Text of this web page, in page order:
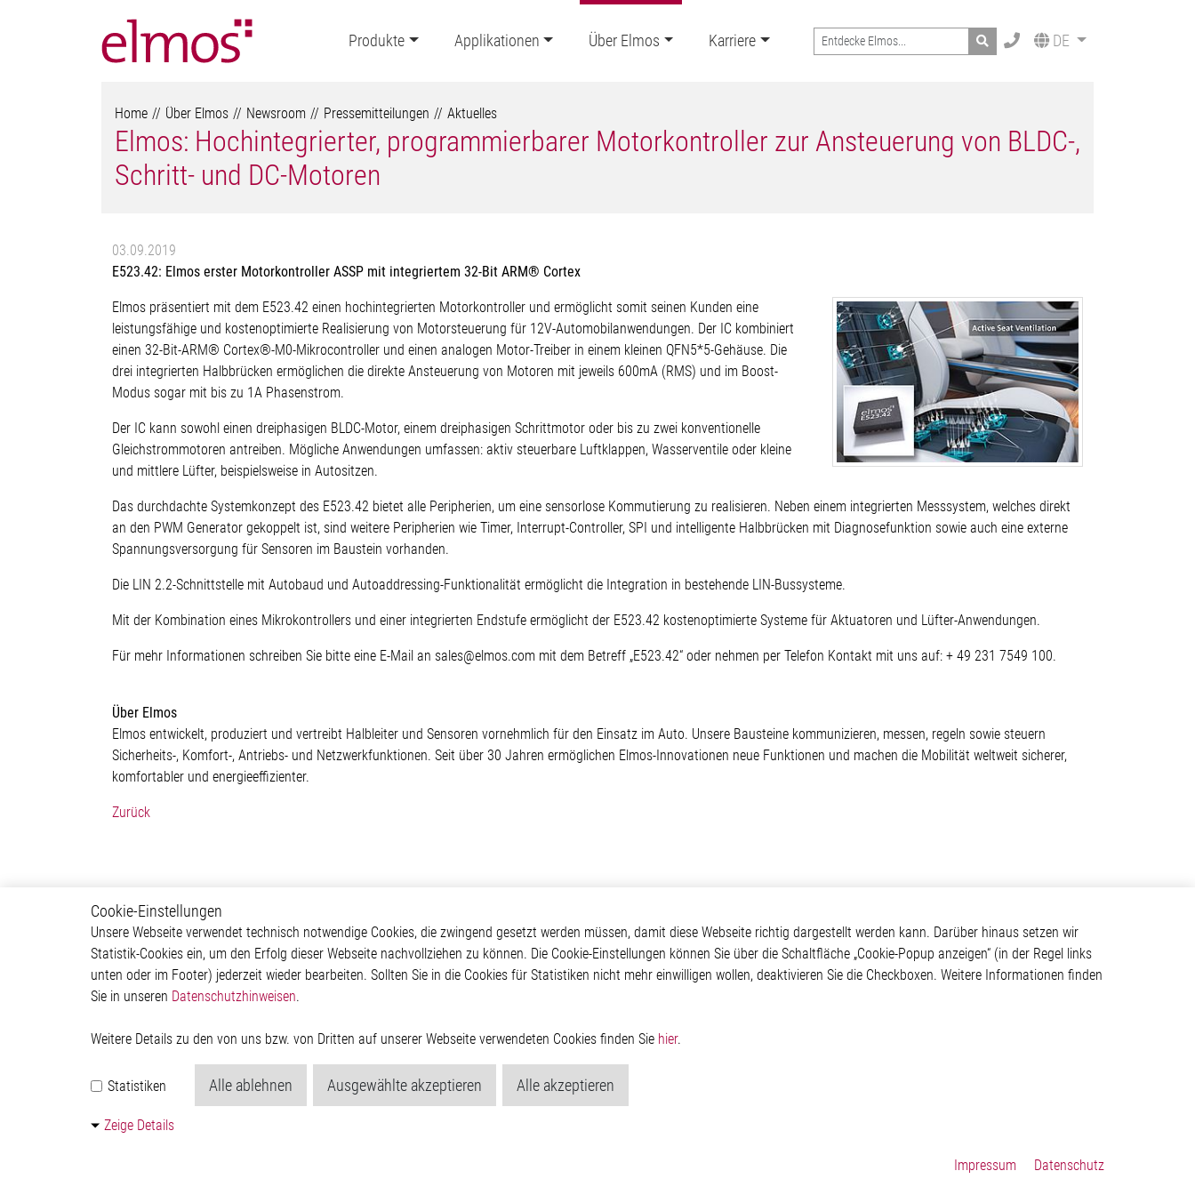
Produkte Applikationen Über Elmos Karriere Search DE
Home Über Elmos Newsroom Pressemitteilungen Aktuelles
Elmos: Hochintegrierter, programmierbarer Motorkontroller zur Ansteuerung von BLDC-,
Schritt- und DC-Motoren
03.09.2019
E523.42: Elmos erster Motorkontroller ASSP mit integriertem 32-Bit ARM® Cortex
Elmos präsentiert mit dem E523.42 einen hochintegrierten Motorkontroller und ermöglicht somit seinen Kunden eine
leistungsfähige und kostenoptimierte Realisierung von Motorsteuerung für 12V-Automobilanwendungen. Der IC kombiniert
einen 32-Bit-ARM® Cortex®-M0-Mikrocontroller und einen analogen Motor-Treiber in einem kleinen QFN5*5-Gehäuse. Die
drei integrierten Halbbrücken ermöglichen die direkte Ansteuerung von Motoren mit jeweils 600mA (RMS) und im Boost-
Modus sogar mit bis zu 1A Phasenstrom.
Der IC kann sowohl einen dreiphasigen BLDC-Motor, einem dreiphasigen Schrittmotor oder bis zu zwei konventionelle
Gleichstrommotoren antreiben. Mögliche Anwendungen umfassen: aktiv steuerbare Luftklappen, Wasserventile oder kleine
und mittlere Lüfter, beispielsweise in Autositzen.
Das durchdachte Systemkonzept des E523.42 bietet alle Peripherien, um eine sensorlose Kommutierung zu realisieren. Neben einem integrierten Messsystem, welches direkt
an den PWM Generator gekoppelt ist, sind weitere Peripherien wie Timer, Interrupt-Controller, SPI und intelligente Halbbrücken mit Diagnosefunktion sowie auch eine externe
Spannungsversorgung für Sensoren im Baustein vorhanden.
Die LIN 2.2-Schnittstelle mit Autobaud und Autoaddressing-Funktionalität ermöglicht die Integration in bestehende LIN-Bussysteme.
Mit der Kombination eines Mikrokontrollers und einer integrierten Endstufe ermöglicht der E523.42 kostenoptimierte Systeme für Aktuatoren und Lüfter-Anwendungen.
Für mehr Informationen schreiben Sie bitte eine E-Mail an sales@elmos.com mit dem Betreff „E523.42“ oder nehmen per Telefon Kontakt mit uns auf: + 49 231 7549 100.
Über Elmos
Elmos entwickelt, produziert und vertreibt Halbleiter und Sensoren vornehmlich für den Einsatz im Auto. Unsere Bausteine kommunizieren, messen, regeln sowie steuern
Sicherheits-, Komfort-, Antriebs- und Netzwerkfunktionen. Seit über 30 Jahren ermöglichen Elmos-Innovationen neue Funktionen und machen die Mobilität weltweit sicherer,
komfortabler und energieeffizienter.
Zurück
Newsroom
Pressemitteilungen
Events
Mediathek
Über Elmos
Unternehmen
Investor
Applikationen
Automotive
Our Solutions
Weitere Links
Glossar
Kontakt
Kontakt
Elmos Semiconductor SE
Werkstättenstraße 18
Cookie-Einstellungen
Unsere Webseite verwendet technisch notwendige Cookies, die zwingend gesetzt werden müssen, damit diese Webseite richtig dargestellt werden kann. Darüber hinaus setzen wir
Statistik-Cookies ein, um den Erfolg dieser Webseite nachvollziehen zu können. Die Cookie-Einstellungen können Sie über die Schaltfläche „Cookie-Popup anzeigen“ (in der Regel links
unten oder im Footer) jederzeit wieder bearbeiten. Sollten Sie in die Cookies für Statistiken nicht mehr einwilligen wollen, deaktivieren Sie die Checkboxen. Weitere Informationen finden
Sie in unseren Datenschutzhinweisen.
Weitere Details zu den von uns bzw. von Dritten auf unserer Webseite verwendeten Cookies finden Sie hier.
Statistiken Alle ablehnen Ausgewählte akzeptieren Alle akzeptieren
Zeige Details
Impressum Datenschutz